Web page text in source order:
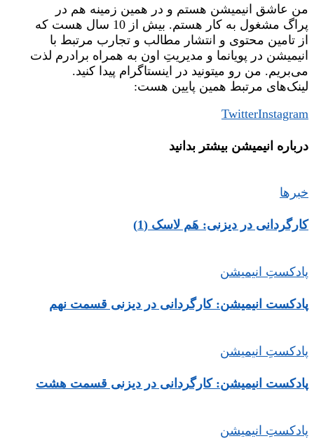
من عاشق انیمیشن هستم و در همین زمینه هم در
پراگ مشغول به کار هستم. بیش از 10 سال هست که
از تامین محتوی و انتشار مطالب و تجارب مرتبط با
انیمیشن در پویانما و مدیریتِ اون به همراه برادرم لذت
می‌بریم. من رو میتونید در اینستاگرام پیدا کنید.
لینک‌های مرتبط همین پایین هست:
TwitterInstagram
درباره‌ انیمیشن بیشتر بدانید
خبرها
کارگردانی در دیزنی: هَم لاسک (1)
پادکستِ انیمیشن
پادکست انیمیشن: کارگردانی در دیزنی قسمت نهم
پادکستِ انیمیشن
پادکست انیمیشن: کارگردانی در دیزنی قسمت هشت
پادکستِ انیمیشن